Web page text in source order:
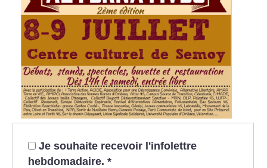
Je souhaite recevoir l'infolettre
hebdomadaire. *